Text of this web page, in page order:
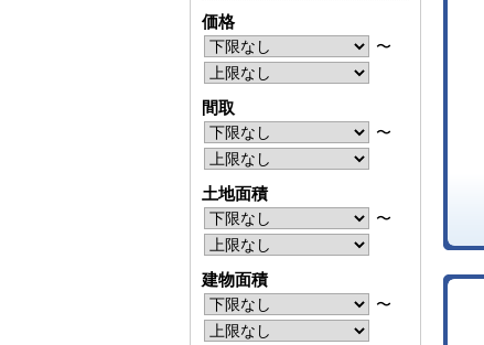
価格
〜
間取
〜
土地面積
〜
建物面積
〜